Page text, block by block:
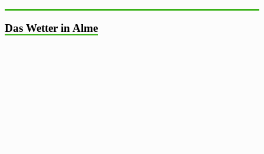
Das Wetter in Alme